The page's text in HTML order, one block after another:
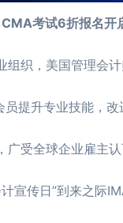
考试6折报名开
织，美国管理会计
提升专业技能，
广受全球企业雇主
传日”到来之际